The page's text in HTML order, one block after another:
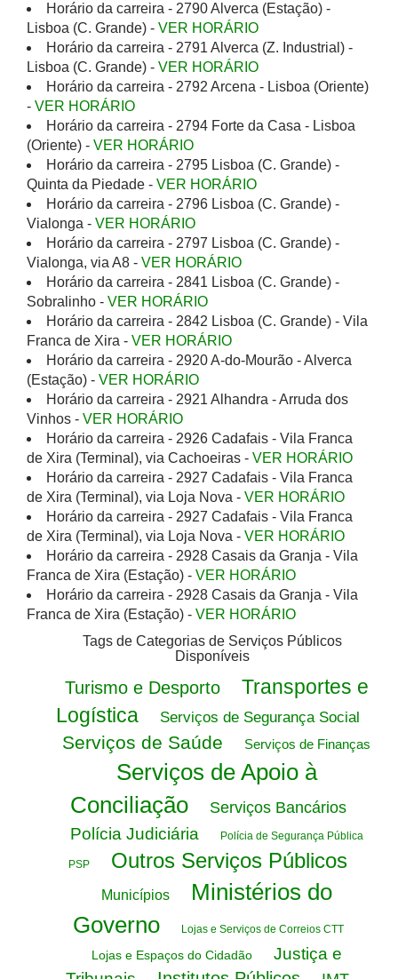
Horário da carreira - 2790 Alverca (Estação) -
Lisboa (C. Grande) - VER HORÁRIO
Horário da carreira - 2791 Alverca (Z. Industrial) -
Lisboa (C. Grande) - VER HORÁRIO
Horário da carreira - 2792 Arcena - Lisboa (Oriente)
- VER HORÁRIO
Horário da carreira - 2794 Forte da Casa - Lisboa
(Oriente) - VER HORÁRIO
Horário da carreira - 2795 Lisboa (C. Grande) -
Quinta da Piedade - VER HORÁRIO
Horário da carreira - 2796 Lisboa (C. Grande) -
Vialonga - VER HORÁRIO
Horário da carreira - 2797 Lisboa (C. Grande) -
Vialonga, via A8 - VER HORÁRIO
Horário da carreira - 2841 Lisboa (C. Grande) -
Sobralinho - VER HORÁRIO
Horário da carreira - 2842 Lisboa (C. Grande) - Vila
Franca de Xira - VER HORÁRIO
Horário da carreira - 2920 A-do-Mourão - Alverca
(Estação) - VER HORÁRIO
Horário da carreira - 2921 Alhandra - Arruda dos
Vinhos - VER HORÁRIO
Horário da carreira - 2926 Cadafais - Vila Franca
de Xira (Terminal), via Cachoeiras - VER HORÁRIO
Horário da carreira - 2927 Cadafais - Vila Franca
de Xira (Terminal), via Loja Nova - VER HORÁRIO
Horário da carreira - 2927 Cadafais - Vila Franca
de Xira (Terminal), via Loja Nova - VER HORÁRIO
Horário da carreira - 2928 Casais da Granja - Vila
Franca de Xira (Estação) - VER HORÁRIO
Horário da carreira - 2928 Casais da Granja - Vila
Franca de Xira (Estação) - VER HORÁRIO
Tags de Categorias de Serviços Públicos
Disponíveis
Turismo e Desporto
Transportes e
Logística
Serviços de Segurança Social
Serviços de Saúde Serviços de Finanças
Serviços de Apoio à
Conciliação
Serviços Bancários
Polícia Judiciária Polícia de Segurança Pública
PSP Outros Serviços Públicos
Municípios
Ministérios do
Governo
Lojas e Serviços de Correios CTT
Lojas e Espaços do Cidadão
Justiça e